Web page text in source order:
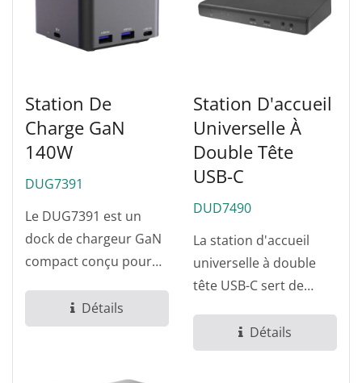
Station De
Charge GaN
140W
DUG7391
Le DUG7391 est un
dock de chargeur GaN
compact conçu pour
portables modernes...
Détails
Station D'accueil
Universelle À
Double Tête
USB-C
DUD7490
La station d'accueil
universelle à double
tête USB-C sert de
pratique pour...
Détails